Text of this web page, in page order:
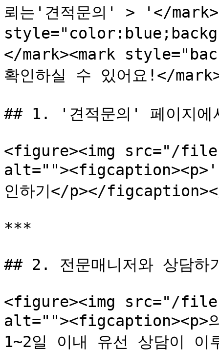
뢰는'견적문의' > '</
</mark><mark
확인하실 수 있어요!</
## 1. '견적문의' 페이지에
<figure><img src="/files/
alt=""><figcaption><p>'
인하기</p></
***
## 2. 전문매니저와 상담하
<figure><img src="/files/
alt=""><figcaption><p>의
1~2일 이내 유선 상담이